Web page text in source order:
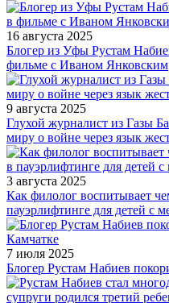
16 августа 2025
Блогер из Уфы Рустам
фильме с Иваном Янковским
9 августа 2025
Глухой журналист из Газы
миру о войне через язык
3 августа 2025
Как филолог воспитывает
пауэрлифтинге для детей с
7 июля 2025
Блогер Рустам Набиев